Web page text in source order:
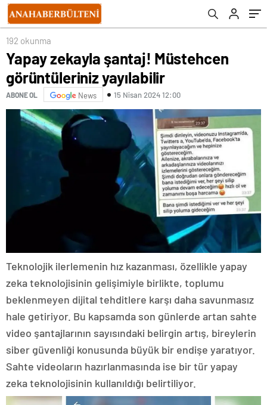
192 okunma
Yapay zekayla şantaj! Müstehcen
görüntüleriniz yayılabilir
ABONE OL News 15 Nisan 2024 12:00
Teknolojik ilerlemenin hız kazanması, özellikle yapay
zeka teknolojisinin gelişimiyle birlikte, toplumu
beklenmeyen dijital tehditlere karşı daha savunmasız
hale getiriyor. Bu kapsamda son günlerde artan sahte
video şantajlarının sayısındaki belirgin artış, bireylerin
siber güvenliği konusunda büyük bir endişe yaratıyor.
Sahte videoların hazırlanmasında ise bir tür yapay
zeka teknolojisinin kullanıldığı belirtiliyor.